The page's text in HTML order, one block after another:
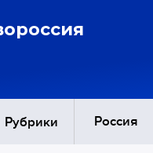
Рубрики Россия